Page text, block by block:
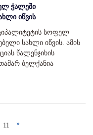
ჭალეში
იწვის
სოფელ
სახლი იწვის. ამის
წალენჯიხის
ბელქანია
11 »